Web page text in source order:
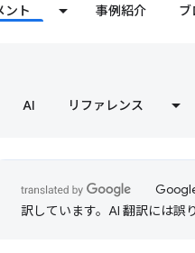
ント 事例紹介 ブ
AI リファレンス
訳しています。AI 翻訳には誤